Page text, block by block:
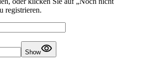
registrieren.
Show